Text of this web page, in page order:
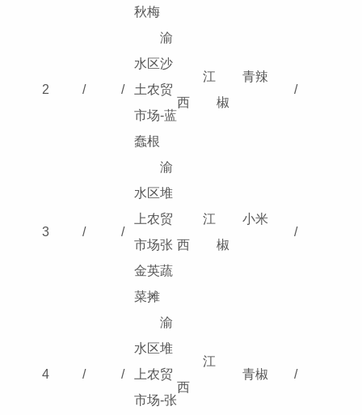
秋梅
2 / /
渝
水区沙
土农贸
市场-蓝
蠢根
江
西
青辣
椒
/
3 / /
渝
水区堆
上农贸
市场张
金英蔬
菜摊
江
西
小米
椒
/
4 / /
渝
水区堆
上农贸
市场-张
江
西
青椒 /